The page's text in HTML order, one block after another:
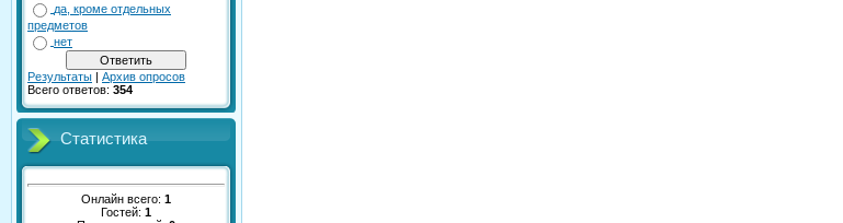
да, кроме отдельных
предметов
нет
Результаты | Архив опросов
Всего ответов: 354
Статистика
Онлайн всего: 1
Гостей: 1